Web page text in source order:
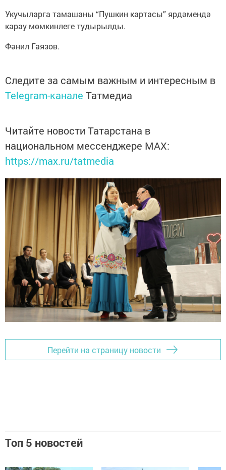
Укучыларга тамашаны “Пушкин картасы” ярдәмендә
карау мөмкинлеге тудырылды.
Фәнил Гаязов.
Следите за самым важным и интересным в
Telegram-канале Татмедиа
Читайте новости Татарстана в
национальном мессенджере MАХ:
https://max.ru/tatmedia
Перейти на страницу новости
Топ 5 новостей